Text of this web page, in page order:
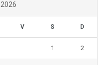
V S D
1 2